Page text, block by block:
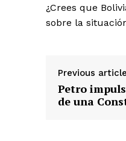
¿Crees que
sobre la
Previous article
Petro
de una